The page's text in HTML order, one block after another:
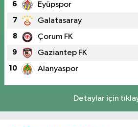
6 Eyüpspor
7 Galatasaray
8 Çorum FK
9 Gaziantep FK
10 Alanyaspor
Detaylar için